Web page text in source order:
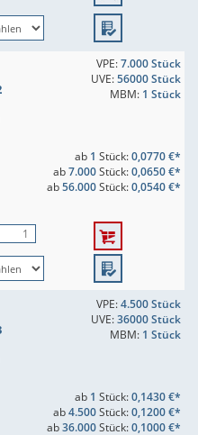
VPE:7.000 Stück
UVE:56000 Stück
MBM: 1 Stück
ab 1 Stück:0,0770 €*
ab7.000Stück:0,0650 €*
ab56.000Stück:0,0540 €*
VPE:4.500 Stück
UVE:36000 Stück
MBM: 1 Stück
ab 1 Stück:0,1430 €*
ab4.500Stück:0,1200 €*
ab36.000Stück:0,1000 €*